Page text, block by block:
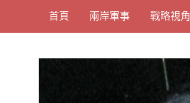
首頁 兩岸軍事 戰略視角